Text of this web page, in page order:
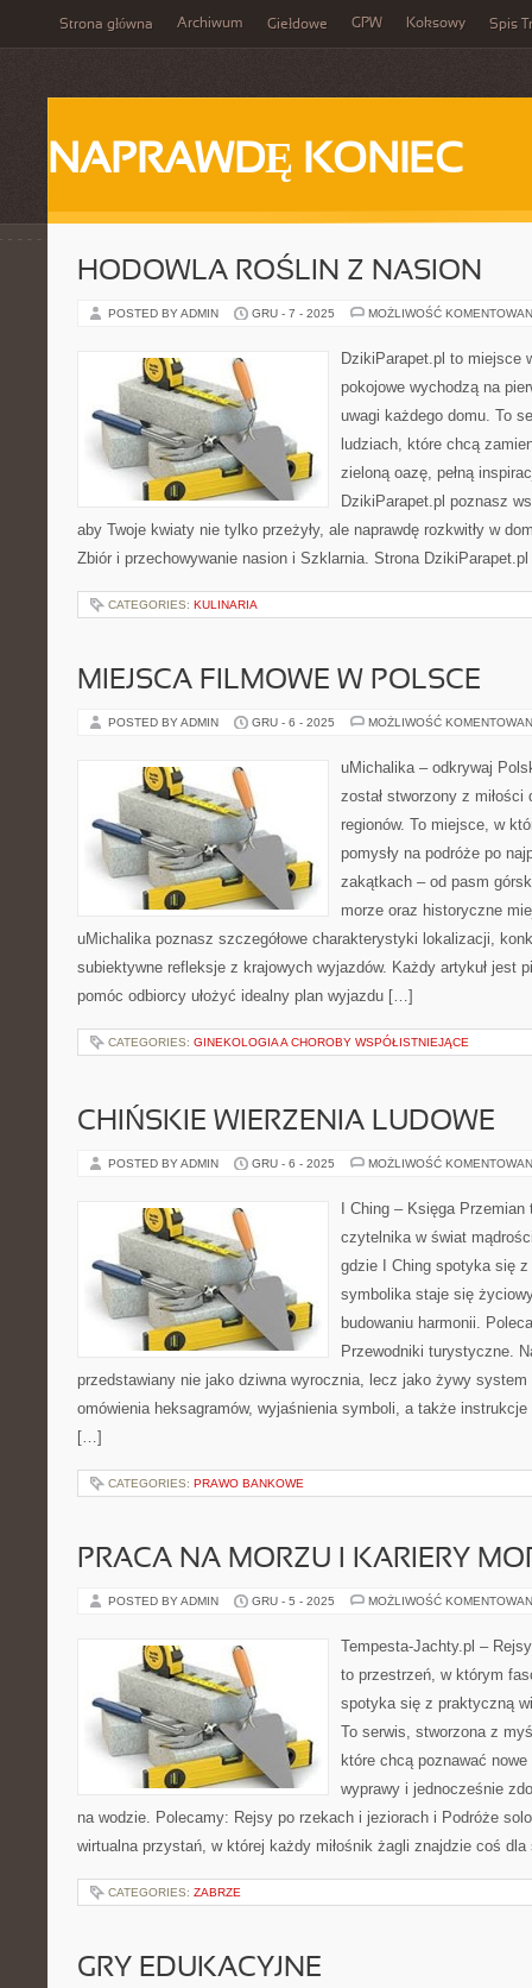
Strona główna Archiwum Giełdowe GPW Koksowy Spis
NAPRAWDĘ KONIEC
HODOWLA ROŚLIN Z NASION
POSTED BY ADMIN GRU - 7 - 2025 MOŻLIWOŚĆ
DzikiParapet.pl to miejsce
pokojowe wychodzą na
uwagi każdego domu. To
ludziach, które chcą
zieloną oazę, pełną
DzikiParapet.pl poznasz
aby Twoje kwiaty nie tylko przeżyły, ale naprawdę rozkwitły w
Zbiór i przechowywanie nasion i Szklarnia. Strona
CATEGORIES: KULINARIA
MIEJSCA FILMOWE W POLSCE
POSTED BY ADMIN GRU - 6 - 2025 MOŻLIWOŚĆ
uMichalika – odkrywaj
został stworzony z
regionów. To miejsce, w
pomysły na podróże po
zakątkach – od pasm
morze oraz historyczne
uMichalika poznasz szczegółowe charakterystyki lokalizacji,
subiektywne refleksje z krajowych wyjazdów. Każdy artykuł jest
pomóc odbiorcy ułożyć idealny plan wyjazdu […]
CATEGORIES: GINEKOLOGIA A CHOROBY WSPÓŁISTNIEJĄCE
CHIŃSKIE WIERZENIA LUDOWE
POSTED BY ADMIN GRU - 6 - 2025 MOŻLIWOŚĆ
I Ching – Księga
czytelnika w świat
gdzie I Ching spotyka się
symbolika staje się
budowaniu harmonii.
Przewodniki turystyczne.
przedstawiany nie jako dziwna wyrocznia, lecz jako żywy
omówienia heksagramów, wyjaśnienia symboli, a także
[…]
CATEGORIES: PRAWO BANKOWE
PRACA NA MORZU I KARIERY
POSTED BY ADMIN GRU - 5 - 2025 MOŻLIWOŚĆ
Tempesta-Jachty.pl –
to przestrzeń, w którym
spotyka się z praktyczną
To serwis, stworzona z
które chcą poznawać
wyprawy i jednocześnie
na wodzie. Polecamy: Rejsy po rzekach i jeziorach i Podróże
wirtualna przystań, w której każdy miłośnik żagli znajdzie coś
CATEGORIES: ZABRZE
GRY EDUKACYJNE